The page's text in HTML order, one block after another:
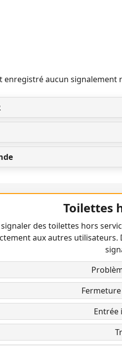
enregistré aucun signalement
Toilettes
des toilettes hors
aux autres
Entrée